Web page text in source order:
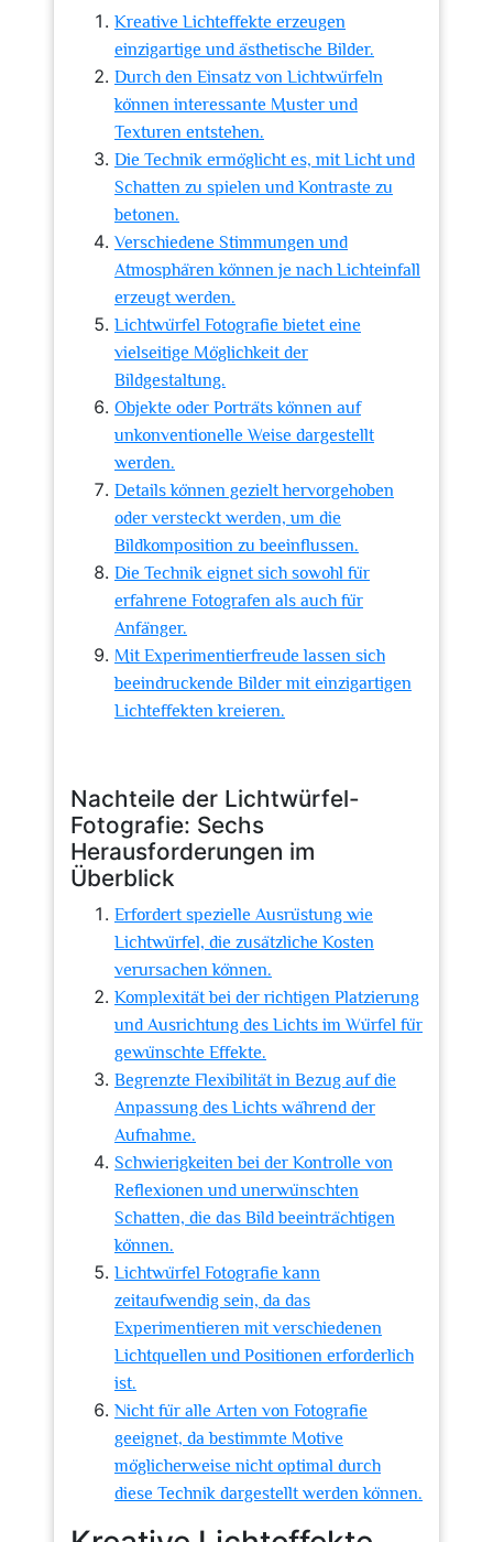
Kreative Lichteffekte erzeugen
einzigartige und ästhetische Bilder.
Durch den Einsatz von Lichtwürfeln
können interessante Muster und
Texturen entstehen.
Die Technik ermöglicht es, mit Licht und
Schatten zu spielen und Kontraste zu
betonen.
Verschiedene Stimmungen und
Atmosphären können je nach Lichteinfall
erzeugt werden.
Lichtwürfel Fotografie bietet eine
vielseitige Möglichkeit der
Bildgestaltung.
Objekte oder Porträts können auf
unkonventionelle Weise dargestellt
werden.
Details können gezielt hervorgehoben
oder versteckt werden, um die
Bildkomposition zu beeinflussen.
Die Technik eignet sich sowohl für
erfahrene Fotografen als auch für
Anfänger.
Mit Experimentierfreude lassen sich
beeindruckende Bilder mit einzigartigen
Lichteffekten kreieren.
Nachteile der Lichtwürfel-
Fotografie: Sechs
Herausforderungen im
Überblick
Erfordert spezielle Ausrüstung wie
Lichtwürfel, die zusätzliche Kosten
verursachen können.
Komplexität bei der richtigen Platzierung
und Ausrichtung des Lichts im Würfel für
gewünschte Effekte.
Begrenzte Flexibilität in Bezug auf die
Anpassung des Lichts während der
Aufnahme.
Schwierigkeiten bei der Kontrolle von
Reflexionen und unerwünschten
Schatten, die das Bild beeinträchtigen
können.
Lichtwürfel Fotografie kann
zeitaufwendig sein, da das
Experimentieren mit verschiedenen
Lichtquellen und Positionen erforderlich
ist.
Nicht für alle Arten von Fotografie
geeignet, da bestimmte Motive
möglicherweise nicht optimal durch
diese Technik dargestellt werden können.